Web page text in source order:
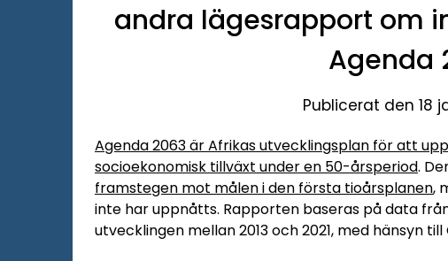
andra lägesrapport om
Agenda
Publicerat den 18
Agenda 2063 är Afrikas utvecklingsplan för att
socioekonomisk tillväxt under en 50-årsperiod.
framstegen mot målen i den första tioårsplanen,
inte har uppnåtts. Rapporten baseras på data
utvecklingen mellan 2013 och 2021, med hänsyn